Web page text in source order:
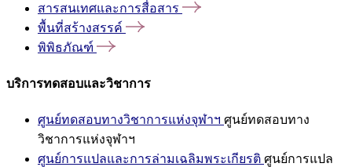
สารสนเทศและการสื่อสาร
พื้นที่สร้างสรรค์
พิพิธภัณฑ์
บริการทดสอบและวิชาการ
ศูนย์ทดสอบทางวิชาการแห่งจุฬาฯ ศูนย์ทดสอบทาง
วิชาการแห่งจุฬาฯ
ศูนย์การแปลและการล่ามเฉลิมพระเกียรติ ศูนย์การแปล